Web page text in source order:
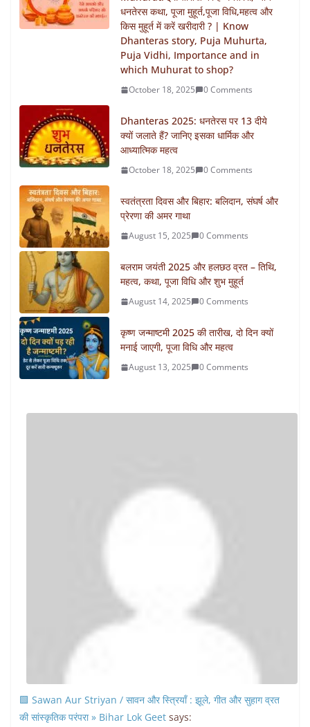
धनतेरस कथा, पूजा मुहूर्त,पूजा विधि,महत्व और
किस मुहूर्त में करें खरीदारी ? | Know
Dhanteras story, Puja Muhurta,
Puja Vidhi, Importance and in
which Muhurat to shop?
October 18, 2025 0 Comments
Dhanteras 2025: धनतेरस पर 13 दीये
क्यों जलाते हैं? जानिए इसका धार्मिक और
आध्यात्मिक महत्व
October 18, 2025 0 Comments
स्वतंत्रता दिवस और बिहार: बलिदान, संघर्ष और
प्रेरणा की अमर गाथा
August 15, 2025 0 Comments
बलराम जयंती 2025 और हलछठ व्रत – तिथि,
महत्व, कथा, पूजा विधि और शुभ मुहूर्त
August 14, 2025 0 Comments
कृष्ण जन्माष्टमी 2025 की तारीख, दो दिन क्यों
मनाई जाएगी, पूजा विधि और महत्व
August 13, 2025 0 Comments
🟩 Sawan Aur Striyan / सावन और स्त्रियाँ : झूले, गीत और सुहाग व्रत
की सांस्कृतिक परंपरा » Bihar Lok Geet says: